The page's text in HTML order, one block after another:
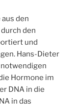
den
den
und
Hans-Dieter
Hormone im
DNA in die
in das